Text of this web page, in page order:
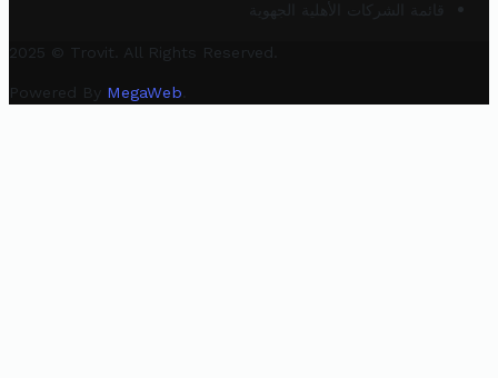
قائمة الشركات الأهلية الجهوية
2025 © Trovit. All Rights Reserved.
Powered By MegaWeb